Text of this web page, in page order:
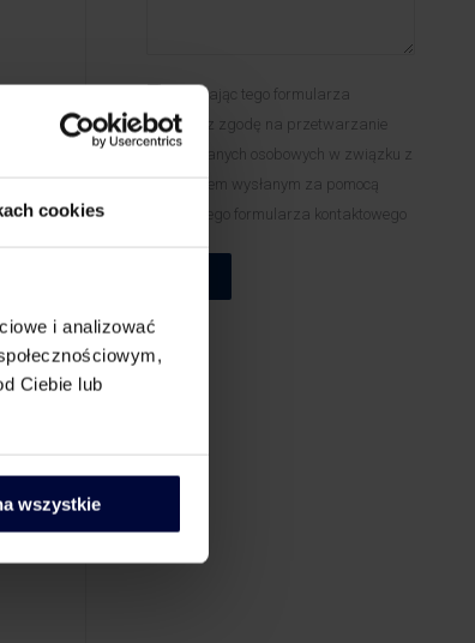
cookies
i analizować
Ciebie lub
wszystkie
Używając tego formularza
wyrażasz zgodę na przetwarzanie
Twoich danych osobowych w związku z
zapytaniem wysłanym za pomocą
powyższego formularza kontaktowego